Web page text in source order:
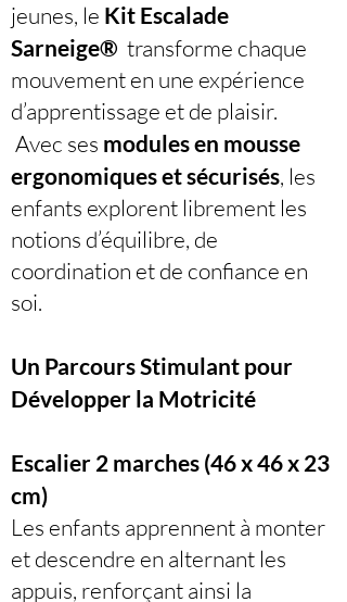
jeunes, le Kit Escalade
Sarneige® transforme chaque
mouvement en une expérience
d’apprentissage et de plaisir.
Avec ses modules en mousse
ergonomiques et sécurisés, les
enfants explorent librement les
notions d’équilibre, de
coordination et de confiance en
soi.
Un Parcours Stimulant pour
Développer la Motricité
Escalier 2 marches (46 x 46 x 23
cm)
Les enfants apprennent à monter
et descendre en alternant les
appuis, renforçant ainsi la